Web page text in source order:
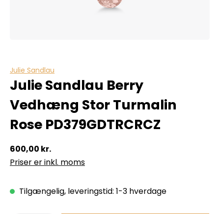
Julie Sandlau
Julie Sandlau Berry
Vedhæng Stor Turmalin
Rose PD379GDTRCRCZ
600,00 kr.
Priser er inkl. moms
Tilgængelig, leveringstid: 1-3 hverdage